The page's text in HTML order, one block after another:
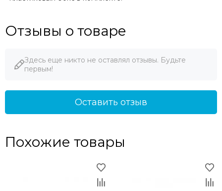
Отзывы о товаре
Здесь еще никто не оставлял отзывы. Будьте
первым!
Оставить отзыв
Похожие товары